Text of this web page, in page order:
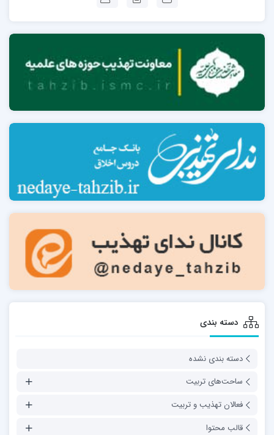
دسته بندی
دسته بندی نشده
ساحت‌های تربیت
فعالان تهذیب و تربیت
قالب محتوا